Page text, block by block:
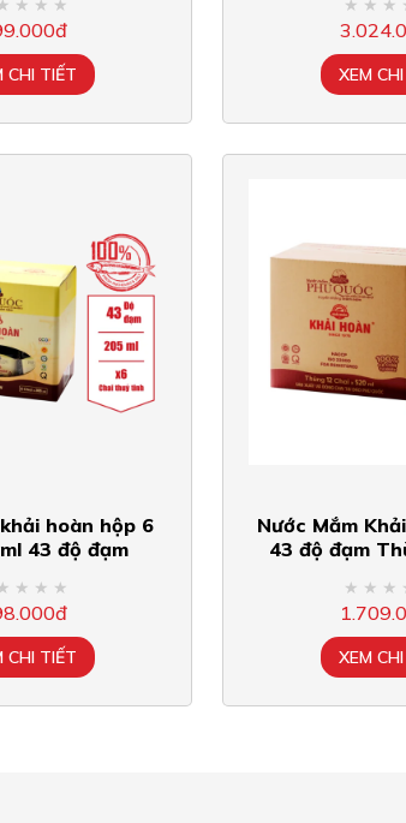
CHI TIẾT XEM
hoàn hộp 6
43 độ đạm
CHI TIẾT
Nước Mắm
43 độ đạm
XEM